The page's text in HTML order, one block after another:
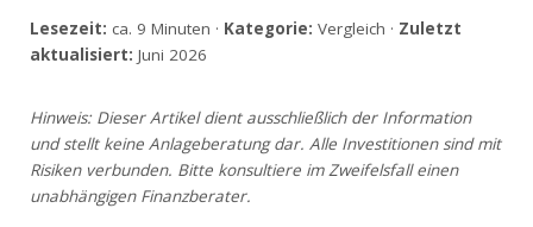
Lesezeit: ca. 9 Minuten · Kategorie: Vergleich · Zuletzt
aktualisiert: Juni 2026
Hinweis: Dieser Artikel dient ausschließlich der Information
und stellt keine Anlageberatung dar. Alle Investitionen sind mit
Risiken verbunden. Bitte konsultiere im Zweifelsfall einen
unabhängigen Finanzberater.